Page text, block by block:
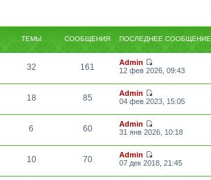
ТЕМЫ СООБЩЕНИЯ ПОСЛЕДНЕЕ СООБЩЕНИЕ
32 161
Admin
12 фев 2026, 09:43
18 85
Admin
04 фев 2023, 15:05
6 60
Admin
31 янв 2026, 10:18
10 70
Admin
07 дек 2018, 21:45